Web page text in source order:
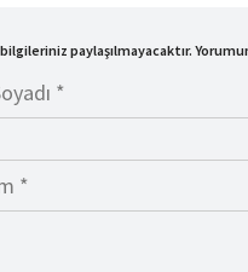
paylaşılmayacaktır.
*
*